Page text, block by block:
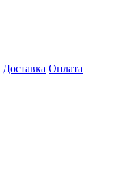
Доставка Оплата